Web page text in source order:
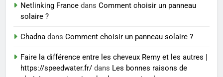
connaître
Netlinking France dans Comment choisir un panneau
solaire ?
Chadna dans Comment choisir un panneau solaire ?
Faire la différence entre les cheveux Remy et les autres |
https://speedwater.fr/ dans Les bonnes raisons de